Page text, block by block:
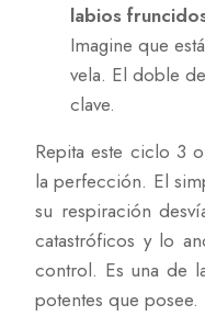
labios
Imagine que
vela. El doble
clave.
Repita este ciclo 3
la perfección. El
su respiración
catastróficos y lo
control. Es una de
potentes que posee.